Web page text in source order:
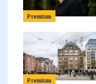
Premium
Premium